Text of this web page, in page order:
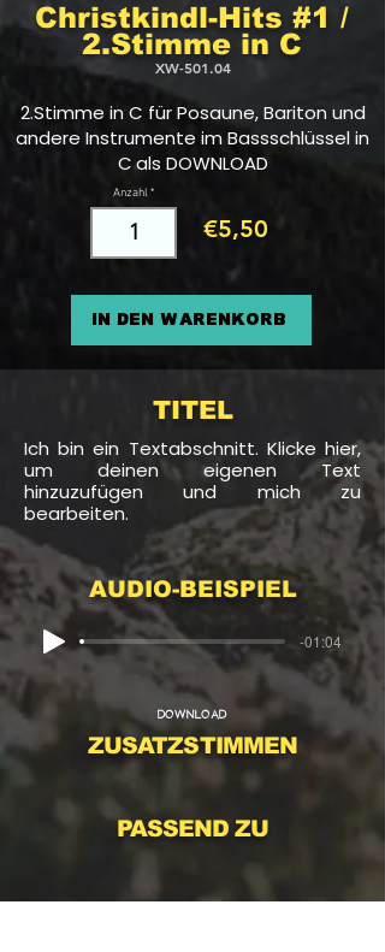
Christkindl-Hits #1 /
2.Stimme in C
XW-501.04
2.Stimme in C für Posaune, Bariton und
andere Instrumente im Bassschlüssel in
Cals DOWNLOAD
Anzahl
€5,50
In den Warenkorb
TITEL
Ich bin ein Textabschnitt. Klicke hier,
um deinen eigenen Text
hinzuzufügen und mich zu
bearbeiten.
AUDIO-BEISPIEL
-01:04
DOWNLOAD
ZUSATZSTIMMEN
PASSEND ZU